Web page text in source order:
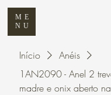
ME
NU
Início
Anéis
1AN2090 - Anel 2
madre e onix aberto